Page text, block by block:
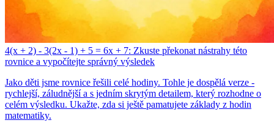
4(x + 2) - 3(2x - 1) + 5 = 6x + 7: Zkuste překonat nástrahy této
rovnice a vypočítejte správný výsledek
Jako děti jsme rovnice řešili celé hodiny. Tohle je dospělá verze -
rychlejší, záludnější a s jedním skrytým detailem, který rozhodne o
celém výsledku. Ukažte, zda si ještě pamatujete základy z hodin
matematiky.